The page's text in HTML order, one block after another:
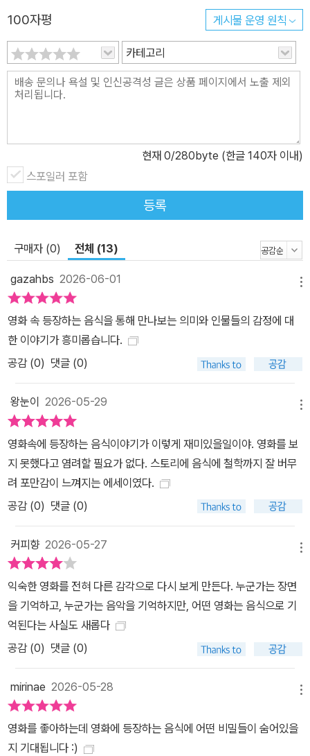
호기심을 만족시킬 만한 풍성한 사전(Trivia) 역할을 톡톡히 해낸다.
영화라는 세계를 ‘맛’으로 읽어내는 법 새로운 감각으로 영화를 음미
하기 음식 평론가인 저자의 눈길을 사로잡은 영화 속 음식들은 식전
에 입맛을 돋우는 애피타이저처럼 우리의 시선을 가볍게 당기기도 하
고, 헛헛한 마음을 따뜻하게 채워주기도 한다. 예컨대 영화 〈아이 엠
식 맑은 생선 수프인 ‘우하(yxa)’를 통해 주인공이 욕망을 들키게 된
장면을 묘사하면서, 저자는 유년 시절에 먹곤 했던 준칫국을 겹쳐 떠
올려내며 내면의 고독을 스스로 들여다보는 과정을 생생히 보여준다.
블록버스터부터 작가주의 영화까지 다양한 장르의 국내외 영화를 섭
어떻게 발현되는지를 예리하게 포착한다. 우리에게 익숙하면서도 낯
선 영화 속 장면, 그리고 음식들과 함께 ‘허기와 욕망’, ‘불안과 공감’
같은 다채로운 감정을 환기하는 이 특별한 만찬은 영화를 전혀 다른
감각으로 음미하는 즐거움을 선사한다. 식탁과 스크린을 연결하는 특
별한 경험, ‘다시 보기’를 부르는 깊이 있는 영화 읽기 범죄 현장의 서
남북 대표의 팽팽한 대치 속에서 묘한 공감대를 형성하는 깻잎장아찌
콜릿(〈E.T.〉)까지. “이 영화에 이런 장면이 있었나?” 싶을 정도로 세
밀하게 포착된 미식의 순간들은 우리의 평범한 식탁과 스크린을 긴밀
하게 연결한다. 음식이 주연인 작품부터 찰나의 순간 스쳐 지나가는
카메오 같은 음식까지 폭넓게 아우르며 영화나 음식에 깊은 조예가
없더라도 누구나 흥미롭게 읽을 수 있는 50여 편의 에세이는, 일상의
무료함을 달래기 위해 영화를 찾았던 저자의 시선을 따라 감상의 지
평을 열어내는 촉매제를 자처한다. 이미 영화를 본 관객에게는 ‘맛’이
라는 새로운 렌즈로 작품을 다시볼 기회를, 아직 보지 않은 사람들에
게는 더없이 섬세한 길잡이가 되어주며 ‘어떤 영화는 음식으로도 기
억될 수 있다’는 특별한 깨달음을 마주하게 한다.
100자평 게시물 운영 원칙
카테고리
현재 0/280byte (한글 140자 이내)
스포일러 포함
등록
구매자 (0) 전체 (13)
gazahbs 2026-06-01
영화 속 등장하는 음식을 통해 만나보는 의미와 인물들의 감정에 대
한 이야기가 흥미롭습니다.
공감 (0) 댓글 (0)
왕눈이 2026-05-29
영화속에 등장하는 음식이야기가 이렇게 재미있을일이야. 영화를 보
지 못했다고 염려할 필요가 없다. 스토리에 음식에 철학까지 잘 버무
려 포만감이 느껴지는 에세이였다.
공감 (0) 댓글 (0)
커피향2026-05-27
익숙한 영화를 전혀 다른 감각으로 다시 보게 만든다. 누군가는 장면
을 기억하고, 누군가는 음악을 기억하지만, 어떤 영화는 음식으로 기
억된다는 사실도 새롭다
공감 (0) 댓글 (0)
mirinae 2026-05-28
영화를 좋아하는데 영화에 등장하는 음식에 어떤 비밀들이 숨어있을
지 기대됩니다 :)